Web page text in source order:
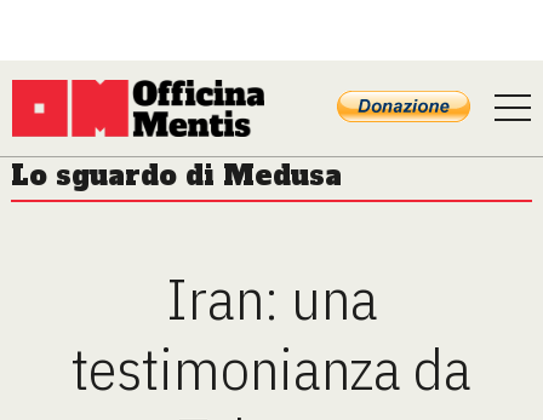
Lo sguardo di Medusa
Iran: una
testimonianza da